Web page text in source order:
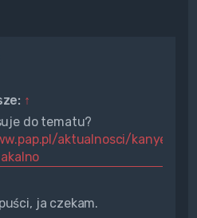
↑
do tematu?
aktualnosci/kanye-
ja czekam.